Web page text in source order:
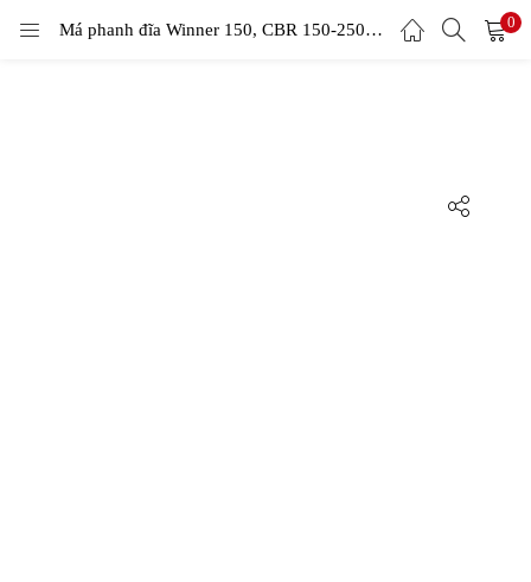
Má phanh đĩa Winner 150, CBR 150-250, MSX 125, Suzuki GSX 150 – Kevlar 0
LOGIN